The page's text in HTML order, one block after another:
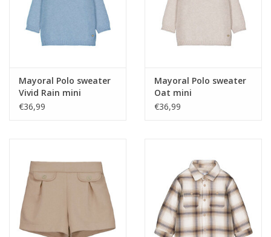
Mayoral Polo sweater
Vivid Rain mini
€36,99
Mayoral Polo sweater
Oat mini
€36,99